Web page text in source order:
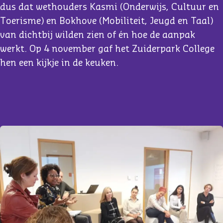
dus dat wethouders Kasmi (Onderwijs, Cultuur en
Toerisme) en Bokhove (Mobiliteit, Jeugd en Taal)
van dichtbij wilden zien of én hoe de aanpak
werkt. Op 4 november gaf het Zuiderpark College
hen een kijkje in de keuken.